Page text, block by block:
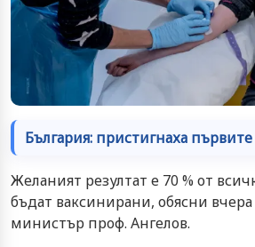
България: пристигнаха
Желаният резултат е 70 % от
бъдат ваксинирани, обясни
министър проф. Ангелов.